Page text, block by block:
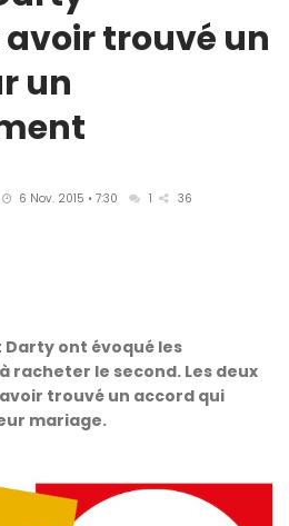
trouvé un
un
6 Nov. 2015 • 7:30 1 36
Darty ont évoqué les
racheter le second. Les deux
trouvé un accord qui
mariage.